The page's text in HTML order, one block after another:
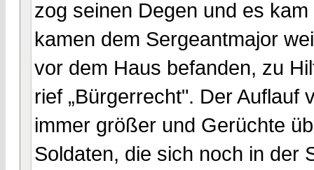
zog seinen Degen und es
kamen dem Sergeantmajor
vor dem Haus befanden, zu
rief „Bürgerrecht". Der
immer größer und Gerüchte
Soldaten, die sich noch in der